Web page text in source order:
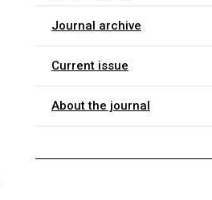
Journal archive
Current issue
About the journal